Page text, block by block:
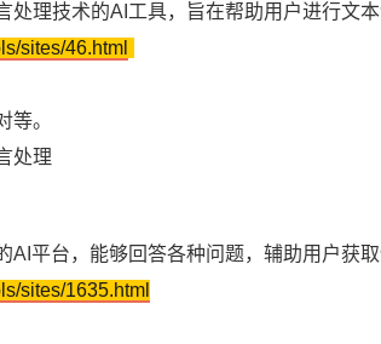
理技术的AI工具，旨在帮助用户进行文本
sites/46.html
等。
处理
平台，能够回答各种问题，辅助用户获取
sites/1635.html